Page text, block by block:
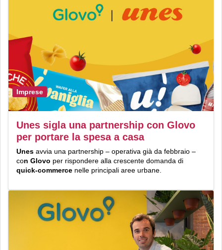
Imprese
Unes sigla una partnership con Glovo
per portare la spesa a casa
Unes avvia una partnership – operativa già da febbraio –
con Glovo per rispondere alla crescente domanda di
quick-commerce nelle principali aree urbane.